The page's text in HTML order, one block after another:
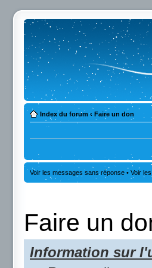
Index du forum ‹ Faire un don
Voir les messages sans réponse • Voir
Faire un
Information sur